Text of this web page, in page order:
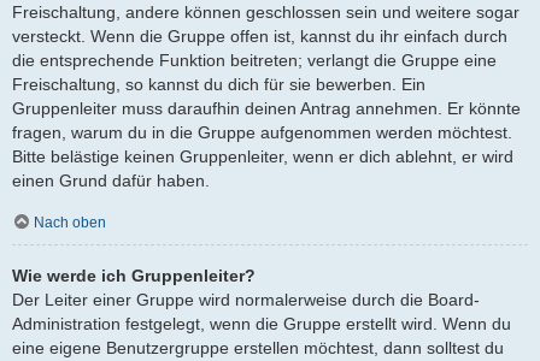
Freischaltung, andere können geschlossen sein und weitere sogar
versteckt. Wenn die Gruppe offen ist, kannst du ihr einfach durch
die entsprechende Funktion beitreten; verlangt die Gruppe eine
Freischaltung, so kannst du dich für sie bewerben. Ein
Gruppenleiter muss daraufhin deinen Antrag annehmen. Er könnte
fragen, warum du in die Gruppe aufgenommen werden möchtest.
Bitte belästige keinen Gruppenleiter, wenn er dich ablehnt, er wird
einen Grund dafür haben.
Nach oben
Wie werde ich Gruppenleiter?
Der Leiter einer Gruppe wird normalerweise durch die Board-
Administration festgelegt, wenn die Gruppe erstellt wird. Wenn du
eine eigene Benutzergruppe erstellen möchtest, dann solltest du